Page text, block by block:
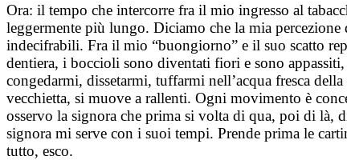
Ora: il tempo che intercorre fra il mio ingresso al
leggermente più lungo. Diciamo che la mia
indecifrabili. Fra il mio “buongiorno” e il suo scatto
dentiera, i boccioli sono diventati fiori e sono
congedarmi, dissetarmi, tuffarmi nell’acqua fresca
vecchietta, si muove a rallenti. Ogni movimento è
osservo la signora che prima si volta di qua, poi di là,
signora mi serve con i suoi tempi. Prende prima le
tutto, esco.